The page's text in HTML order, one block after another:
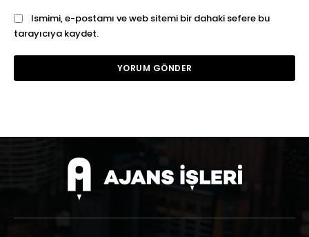
Ismimi, e-postamı ve web sitemi bir dahaki sefere bu
tarayıcıya kaydet.